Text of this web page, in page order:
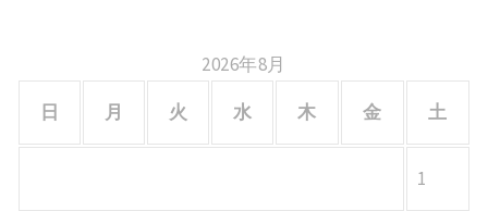
2026年8月
日
月 火 水 木 金 土
1